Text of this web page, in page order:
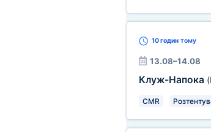
10 годинтому
13.08–14.08
Клуж-Напока
CMR